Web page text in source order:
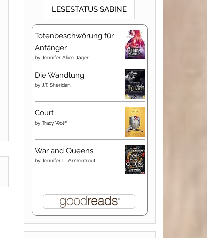
LESESTATUS SABINE
Totenbeschwörung für
Anfänger
by Jennifer Alice Jager
Die Wandlung
by J.T. Sheridan
Court
by Tracy Wolff
War and Queens
by Jennifer L. Armentrout